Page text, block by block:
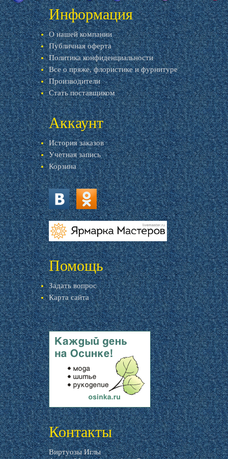
Информация
О нашей компании
Публичная оферта
Политика конфиденциальности
Все о пряже, флористике и фурнитуре
Производители
Стать поставщиком
Аккаунт
История заказов
Учетная запись
Корзина
vk.com ok.ru
livemaster.ru
Помощь
Задать вопрос
Карта сайта
livemaster.ru
Контакты
Виртуозы Иглы